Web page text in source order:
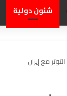
شئون دولية
مع إيران